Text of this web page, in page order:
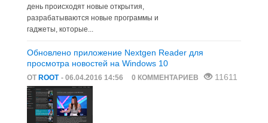
день происходят новые открытия,
разрабатываются новые программы и
гаджеты, которые...
Обновлено приложение Nextgen Reader для
просмотра новостей на Windows 10
ОТ ROOT - 06.04.2016 14:56 0 КОММЕНТАРИЕВ 11611